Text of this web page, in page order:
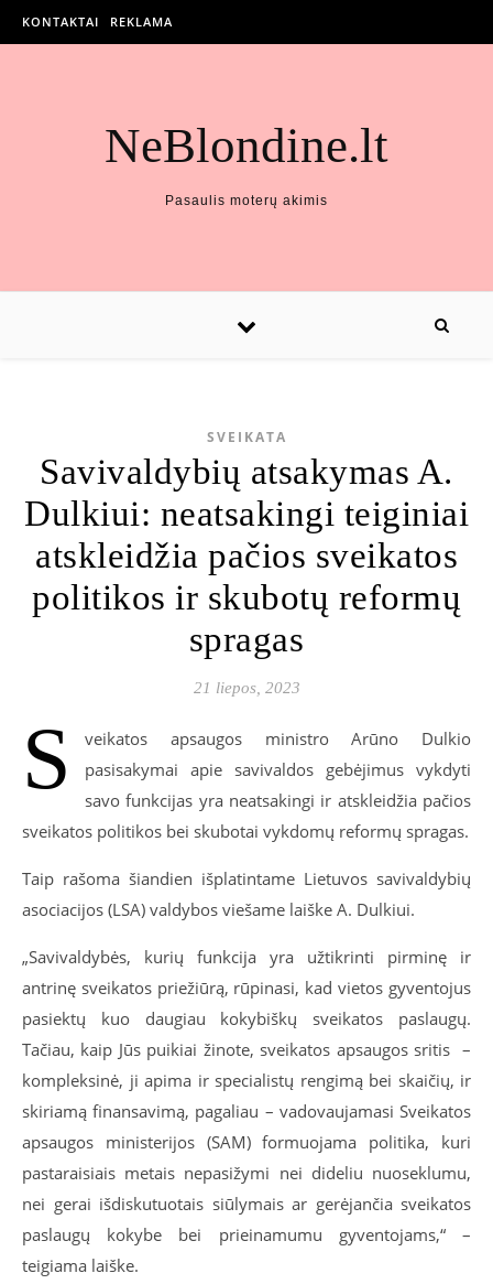
KONTAKTAI REKLAMA
NeBlondine.lt
Pasaulis moterų akimis
SVEIKATA
Savivaldybių atsakymas A.
Dulkiui: neatsakingi teiginiai
atskleidžia pačios sveikatos
politikos ir skubotų reformų
spragas
21 liepos, 2023
S
veikatos apsaugos ministro Arūno Dulkio
pasisakymai apie savivaldos gebėjimus vykdyti
savo funkcijas yra neatsakingi ir atskleidžia pačios
sveikatos politikos bei skubotai vykdomų reformų spragas.
Taip rašoma šiandien išplatintame Lietuvos savivaldybių
asociacijos (LSA) valdybos viešame laiške A. Dulkiui.
„Savivaldybės, kurių funkcija yra užtikrinti pirminę ir
antrinę sveikatos priežiūrą, rūpinasi, kad vietos gyventojus
pasiektų kuo daugiau kokybiškų sveikatos paslaugų.
Tačiau, kaip Jūs puikiai žinote, sveikatos apsaugos sritis –
kompleksinė, ji apima ir specialistų rengimą bei skaičių, ir
skiriamą finansavimą, pagaliau – vadovaujamasi Sveikatos
apsaugos ministerijos (SAM) formuojama politika, kuri
pastaraisiais metais nepasižymi nei dideliu nuoseklumu,
nei gerai išdiskutuotais siūlymais ar gerėjančia sveikatos
paslaugų kokybe bei prieinamumu gyventojams,“ –
teigiama laiške.